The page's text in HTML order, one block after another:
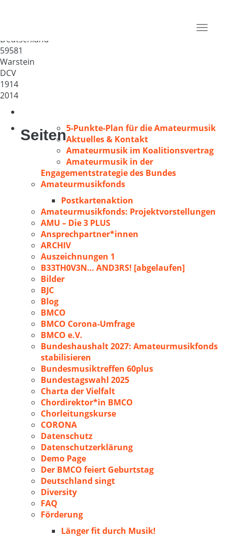
Toggle
Deutschland
59581
Warstein
DCV
1914
2014
Seiten5-Punkte-Plan für die Amateurmusik
Aktuelles & Kontakt
Amateurmusik im Koalitionsvertrag
Amateurmusik in der
Engagementstrategie des Bundes
Amateurmusikfonds
Postkartenaktion
Amateurmusikfonds: Projektvorstellungen
AMU – Die 3 PLUS
Ansprechpartner*innen
ARCHIV
Auszeichnungen 1
B33TH0V3N… AND3RS! [abgelaufen]
Bilder
BJC
Blog
BMCO
BMCO Corona-Umfrage
BMCO e.V.
Bundeshaushalt 2027: Amateurmusikfonds
stabilisieren
Bundesmusiktreffen 60plus
Bundestagswahl 2025
Charta der Vielfalt
Chordirektor*in BMCO
Chorleitungskurse
CORONA
Datenschutz
Datenschutzerklärung
Demo Page
Der BMCO feiert Geburtstag
Deutschland singt
Diversity
FAQ
Förderung
Länger fit durch Musik!